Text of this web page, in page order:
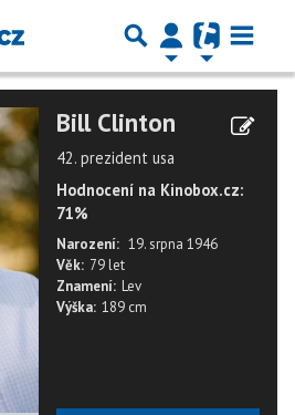
Bill Clinton
42. prezident usa
Hodnocení na Kinobox.cz:
71%
Narození: 19. srpna 1946
Věk: 79 let
Znamení: Lev
Výška: 189 cm